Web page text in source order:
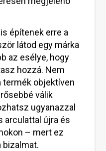
építenek erre a
látod egy márka
az esélye, hogy
hozzá. Nem
termék objektíven
válik
ugyanazzal
arculattal újra és
– mert ez
bizalmat.